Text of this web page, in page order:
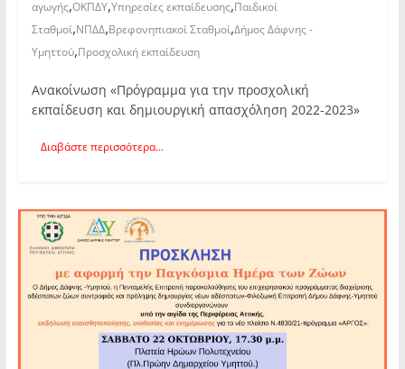
αγωγής,ΟΚΠΔΥ,Υπηρεσίες εκπαίδευσης,Παιδικοί
Σταθμοί,ΝΠΔΔ,Βρεφονηπιακοί Σταθμοί,Δήμος Δάφνης -
Υμηττού,Προσχολική εκπαίδευση
Ανακοίνωση «Πρόγραμμα για την προσχολική
εκπαίδευση και δημιουργική απασχόληση 2022-2023»
Διαβάστε περισσότερα...